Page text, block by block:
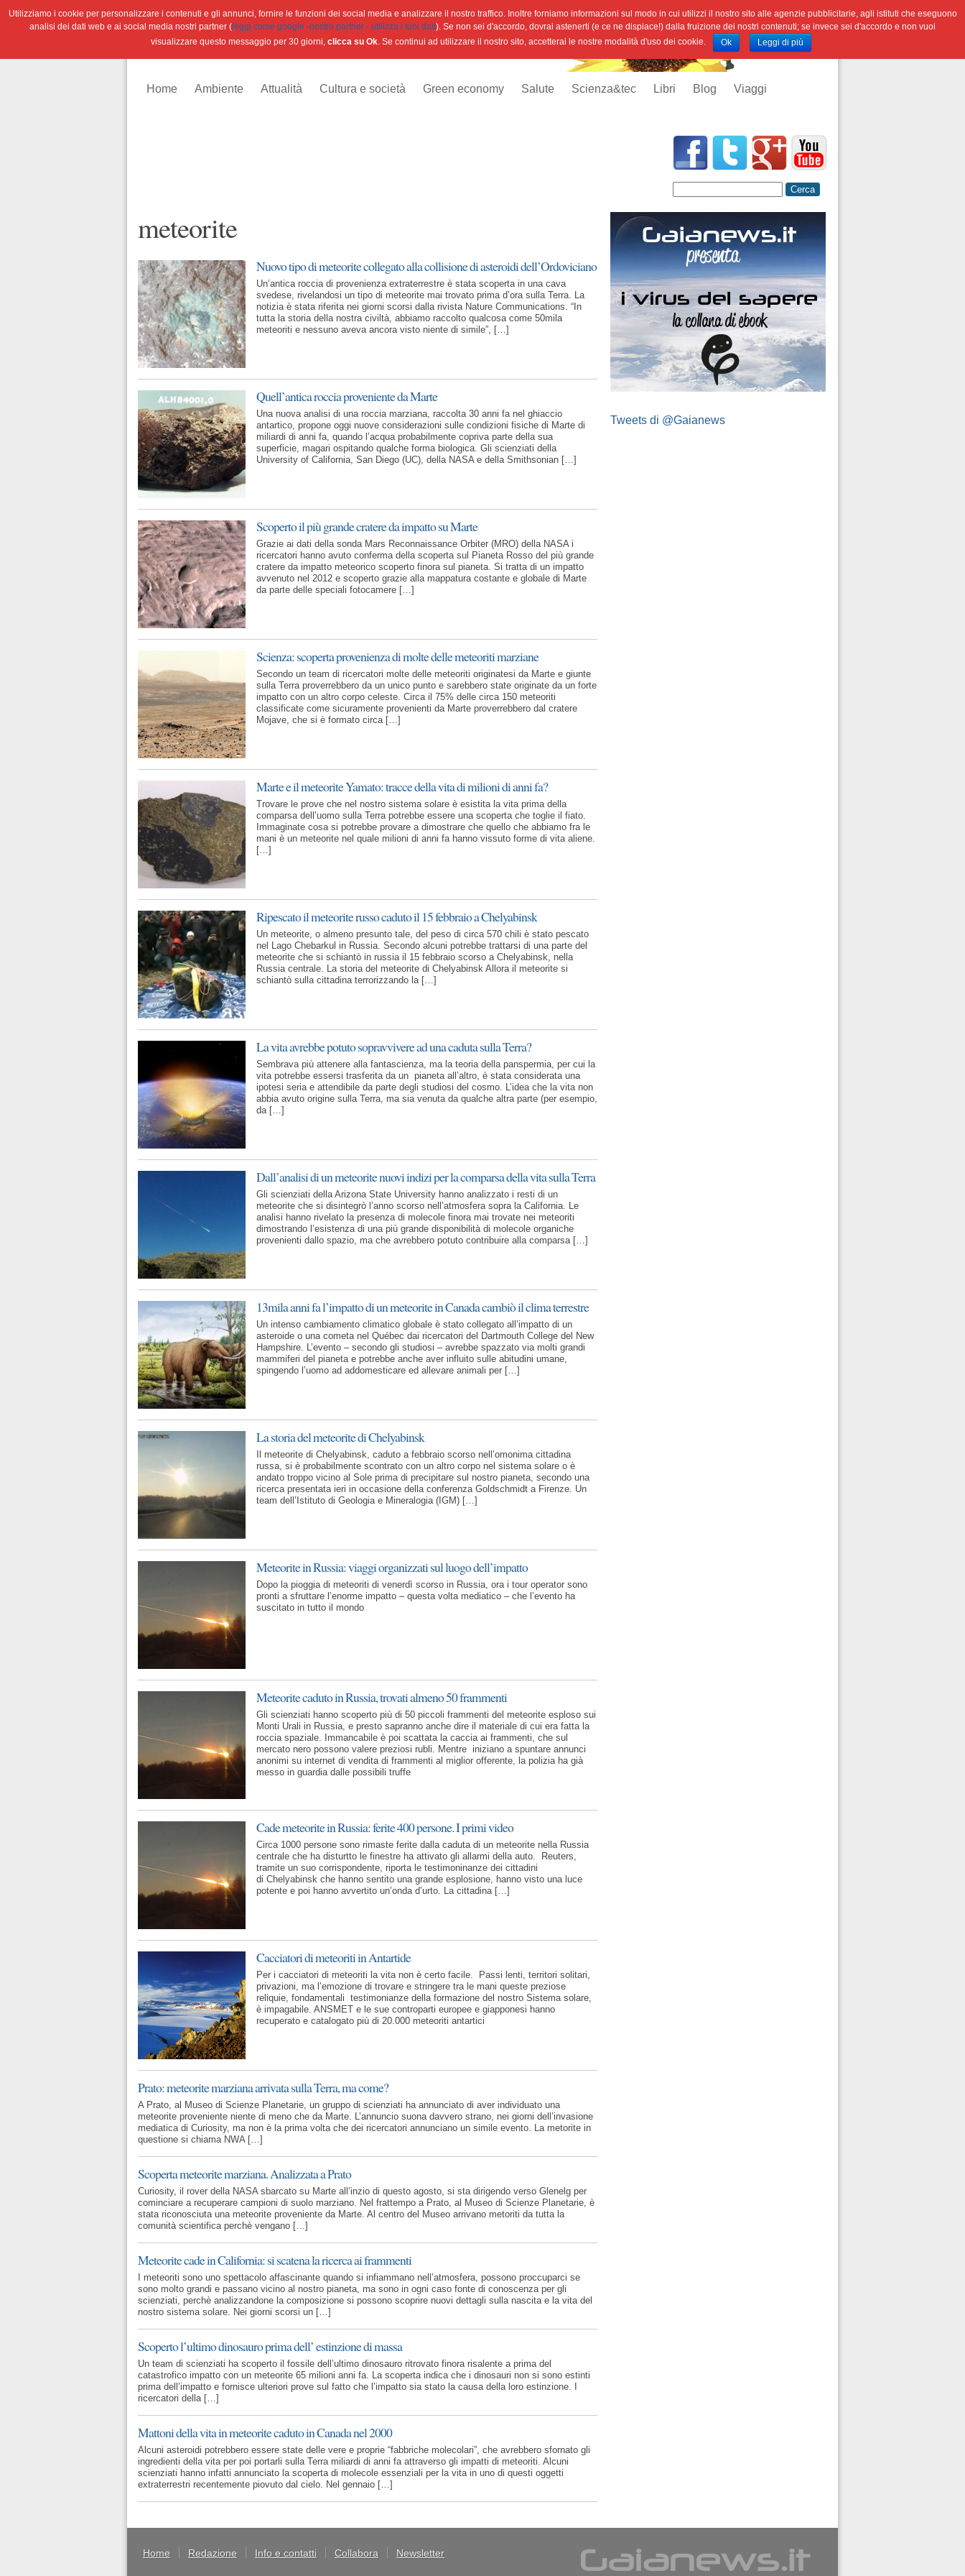
Home Ambiente Attualità Cultura e società Green economy Salute Scienza&tec Libri Blog Viaggi
meteorite
Nuovo tipo di meteorite collegato alla collisione di asteroidi dell’Ordoviciano
Un’antica roccia di provenienza extraterrestre è stata scoperta in una cava
svedese, rivelandosi un tipo di meteorite mai trovato prima d’ora sulla Terra. La
notizia è stata riferita nei giorni scorsi dalla rivista Nature Communications. “In
tutta la storia della nostra civiltà, abbiamo raccolto qualcosa come 50mila
meteoriti e nessuno aveva ancora visto niente di simile”, […]
Quell’antica roccia proveniente da Marte
Una nuova analisi di una roccia marziana, raccolta 30 anni fa nel ghiaccio
antartico, propone oggi nuove considerazioni sulle condizioni fisiche di Marte di
miliardi di anni fa, quando l’acqua probabilmente copriva parte della sua
superficie, magari ospitando qualche forma biologica. Gli scienziati della
University of California, San Diego (UC), della NASA e della Smithsonian […]
Scoperto il più grande cratere da impatto su Marte
Grazie ai dati della sonda Mars Reconnaissance Orbiter (MRO) della NASA i
ricercatori hanno avuto conferma della scoperta sul Pianeta Rosso del più grande
cratere da impatto meteorico scoperto finora sul pianeta. Si tratta di un impatto
avvenuto nel 2012 e scoperto grazie alla mappatura costante e globale di Marte
da parte delle speciali fotocamere […]
Scienza: scoperta provenienza di molte delle meteoriti marziane
Secondo un team di ricercatori molte delle meteoriti originatesi da Marte e giunte
sulla Terra proverrebbero da un unico punto e sarebbero state originate da un forte
impatto con un altro corpo celeste. Circa il 75% delle circa 150 meteoriti
classificate come sicuramente provenienti da Marte proverrebbero dal cratere
Mojave, che si è formato circa […]
Marte e il meteorite Yamato: tracce della vita di milioni di anni fa?
Trovare le prove che nel nostro sistema solare è esistita la vita prima della
comparsa dell’uomo sulla Terra potrebbe essere una scoperta che toglie il fiato.
Immaginate cosa si potrebbe provare a dimostrare che quello che abbiamo fra le
mani è un meteorite nel quale milioni di anni fa hanno vissuto forme di vita aliene.
[…]
Ripescato il meteorite russo caduto il 15 febbraio a Chelyabinsk
Un meteorite, o almeno presunto tale, del peso di circa 570 chili è stato pescato
nel Lago Chebarkul in Russia. Secondo alcuni potrebbe trattarsi di una parte del
meteorite che si schiantò in russia il 15 febbraio scorso a Chelyabinsk, nella
Russia centrale. La storia del meteorite di Chelyabinsk Allora il meteorite si
schiantò sulla cittadina terrorizzando la […]
La vita avrebbe potuto sopravvivere ad una caduta sulla Terra?
Sembrava più attenere alla fantascienza, ma la teoria della panspermia, per cui la
vita potrebbe essersi trasferita da un pianeta all’altro, è stata considerata una
ipotesi seria e attendibile da parte degli studiosi del cosmo. L’idea che la vita non
abbia avuto origine sulla Terra, ma sia venuta da qualche altra parte (per esempio,
da […]
Dall’analisi di un meteorite nuovi indizi per la comparsa della vita sulla Terra
Gli scienziati della Arizona State University hanno analizzato i resti di un
meteorite che si disintegrò l’anno scorso nell’atmosfera sopra la California. Le
analisi hanno rivelato la presenza di molecole finora mai trovate nei meteoriti
dimostrando l’esistenza di una più grande disponibilità di molecole organiche
provenienti dallo spazio, ma che avrebbero potuto contribuire alla comparsa […]
13mila anni fa l’impatto di un meteorite in Canada cambiò il clima terrestre
Un intenso cambiamento climatico globale è stato collegato all’impatto di un
asteroide o una cometa nel Québec dai ricercatori del Dartmouth College del New
Hampshire. L’evento – secondo gli studiosi – avrebbe spazzato via molti grandi
mammiferi del pianeta e potrebbe anche aver influito sulle abitudini umane,
spingendo l’uomo ad addomesticare ed allevare animali per […]
La storia del meteorite di Chelyabinsk
Il meteorite di Chelyabinsk, caduto a febbraio scorso nell’omonima cittadina
russa, si è probabilmente scontrato con un altro corpo nel sistema solare o è
andato troppo vicino al Sole prima di precipitare sul nostro pianeta, secondo una
ricerca presentata ieri in occasione della conferenza Goldschmidt a Firenze. Un
team dell’Istituto di Geologia e Mineralogia (IGM) […]
Meteorite in Russia: viaggi organizzati sul luogo dell’impatto
Dopo la pioggia di meteoriti di venerdì scorso in Russia, ora i tour operator sono
pronti a sfruttare l’enorme impatto – questa volta mediatico – che l’evento ha
suscitato in tutto il mondo
Meteorite caduto in Russia, trovati almeno 50 frammenti
Gli scienziati hanno scoperto più di 50 piccoli frammenti del meteorite esploso sui
Monti Urali in Russia, e presto sapranno anche dire il materiale di cui era fatta la
roccia spaziale. Immancabile è poi scattata la caccia ai frammenti, che sul
mercato nero possono valere preziosi rubli. Mentre iniziano a spuntare annunci
anonimi su internet di vendita di frammenti al miglior offerente, la polizia ha già
messo in guardia dalle possibili truffe
Cade meteorite in Russia: ferite 400 persone. I primi video
Circa 1000 persone sono rimaste ferite dalla caduta di un meteorite nella Russia
centrale che ha disturtto le finestre ha attivato gli allarmi della auto. Reuters,
tramite un suo corrispondente, riporta le testimoninanze dei cittadini
di Chelyabinsk che hanno sentito una grande esplosione, hanno visto una luce
potente e poi hanno avvertito un’onda d’urto. La cittadina […]
Cacciatori di meteoriti in Antartide
Per i cacciatori di meteoriti la vita non è certo facile. Passi lenti, territori solitari,
privazioni, ma l’emozione di trovare e stringere tra le mani queste preziose
reliquie, fondamentali testimonianze della formazione del nostro Sistema solare,
è impagabile. ANSMET e le sue controparti europee e giapponesi hanno
recuperato e catalogato più di 20.000 meteoriti antartici
Prato: meteorite marziana arrivata sulla Terra, ma come?
A Prato, al Museo di Scienze Planetarie, un gruppo di scienziati ha annunciato di aver individuato una
meteorite proveniente niente di meno che da Marte. L’annuncio suona davvero strano, nei giorni dell’invasione
mediatica di Curiosity, ma non è la prima volta che dei ricercatori annunciano un simile evento. La metorite in
questione si chiama NWA […]
Scoperta meteorite marziana. Analizzata a Prato
Curiosity, il rover della NASA sbarcato su Marte all’inzio di questo agosto, si sta dirigendo verso Glenelg per
cominciare a recuperare campioni di suolo marziano. Nel frattempo a Prato, al Museo di Scienze Planetarie, è
stata riconosciuta una meteorite proveniente da Marte. Al centro del Museo arrivano metoriti da tutta la
comunità scientifica perchè vengano […]
Meteorite cade in California: si scatena la ricerca ai frammenti
I meteoriti sono uno spettacolo affascinante quando si infiammano nell’atmosfera, possono proccuparci se
sono molto grandi e passano vicino al nostro pianeta, ma sono in ogni caso fonte di conoscenza per gli
scienziati, perchè analizzandone la composizione si possono scoprire nuovi dettagli sulla nascita e la vita del
nostro sistema solare. Nei giorni scorsi un […]
Scoperto l’ultimo dinosauro prima dell’ estinzione di massa
Un team di scienziati ha scoperto il fossile dell’ultimo dinosauro ritrovato finora risalente a prima del
catastrofico impatto con un meteorite 65 milioni anni fa. La scoperta indica che i dinosauri non si sono estinti
prima dell’impatto e fornisce ulteriori prove sul fatto che l’impatto sia stato la causa della loro estinzione. I
ricercatori della […]
Mattoni della vita in meteorite caduto in Canada nel 2000
Alcuni asteroidi potrebbero essere state delle vere e proprie “fabbriche molecolari”, che avrebbero sfornato gli
ingredienti della vita per poi portarli sulla Terra miliardi di anni fa attraverso gli impatti di meteoriti. Alcuni
scienziati hanno infatti annunciato la scoperta di molecole essenziali per la vita in uno di questi oggetti
extraterrestri recentemente piovuto dal cielo. Nel gennaio […]
Tweets di @Gaianews
Home Redazione Info e contatti Collabora Newsletter
Utilizziamo i cookie per personalizzare i contenuti e gli annunci, fornire le funzioni dei social media e analizzare il nostro traffico. Inoltre forniamo informazioni sul modo in cui utilizzi il nostro sito alle agenzie pubblicitarie, agli istituti che eseguono
analisi dei dati web e ai social media nostri partner ( leggi come google -nostro partner - utilizza i tuoi dati). Se non sei d'accordo, dovrai astenerti (e ce ne dispiace!) dalla fruizione dei nostri contenuti; se invece sei d'accordo e non vuoi
visualizzare questo messaggio per 30 giorni,clicca su Ok. Se continui ad utilizzare il nostro sito, accetterai le nostre modalità d'uso dei cookie. Ok Leggi di più